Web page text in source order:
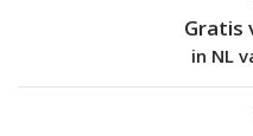
Gratis
in NL